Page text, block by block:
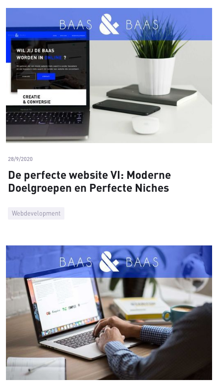
Webdevelopment
28/9/2020
De perfecte website VI: Moderne
Doelgroepen en Perfecte Niches